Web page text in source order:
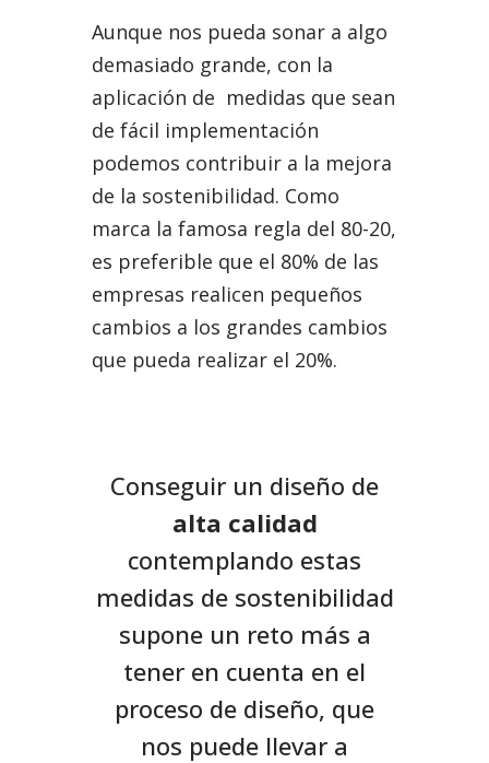
Aunque nos pueda sonar a algo
demasiado grande, con la
aplicación de medidas que sean
de fácil implementación
podemos contribuir a la mejora
de la sostenibilidad. Como
marca la famosa regla del 80-20,
es preferible que el 80% de las
empresas realicen pequeños
cambios a los grandes cambios
que pueda realizar el 20%.
Conseguir un diseño de
alta calidad
contemplando estas
medidas de sostenibilidad
supone un reto más a
tener en cuenta en el
proceso de diseño, que
nos puede llevar a